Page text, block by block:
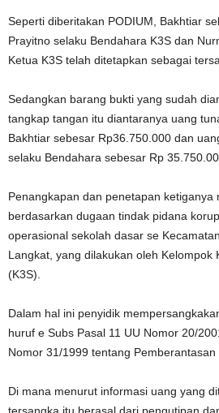
Seperti diberitakan PODIUM, Bakhtiar
Prayitno selaku Bendahara K3S dan
Ketua K3S telah ditetapkan sebagai
Sedangkan barang bukti yang sudah
tangkap tangan itu diantaranya uang
Bakhtiar sebesar Rp36.750.000 dan
selaku Bendahara sebesar Rp
Penangkapan dan penetapan ketiganya
berdasarkan dugaan tindak pidana
operasional sekolah dasar se
Langkat, yang dilakukan oleh Kelompok
(K3S).
Dalam hal ini penyidik
huruf e Subs Pasal 11 UU Nomor 20/
Nomor 31/1999 tentang Pemberantasan
Di mana menurut informasi uang yang